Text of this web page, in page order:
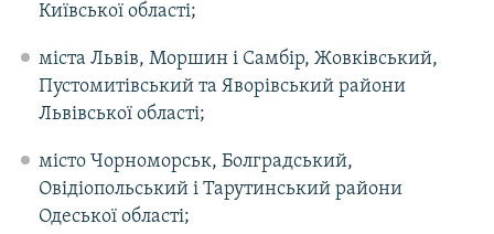
Київської області;
міста Львів, Моршин і Самбір, Жовківський,
Пустомитівський та Яворівський райони
Львівської області;
місто Чорноморськ, Болградський,
Овідіопольський і Тарутинський райони
Одеської області;